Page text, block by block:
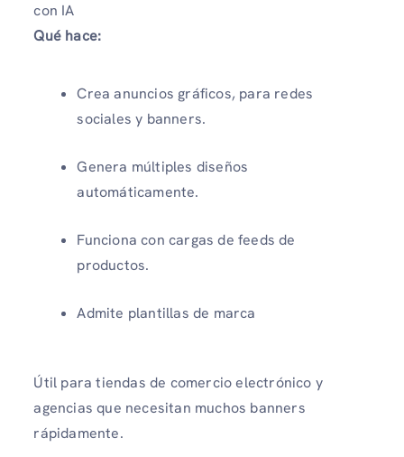
con IA
Qué hace:
Crea anuncios gráficos, para redes
sociales y banners.
Genera múltiples diseños
automáticamente.
Funciona con cargas de feeds de
productos.
Admite plantillas de marca
Útil para tiendas de comercio electrónico y
agencias que necesitan muchos banners
rápidamente.